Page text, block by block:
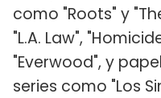
como "Roots" y
"L.A. Law",
"Everwood", y
series como "Los